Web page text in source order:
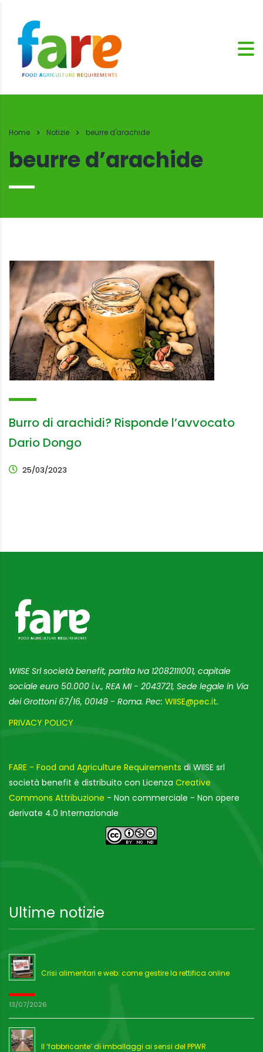
Home Notizie beurre d'arachide
beurre d’arachide
Burro di arachidi? Risponde l’avvocato
Dario Dongo
25/03/2023
WIISE Srl società benefit, partita Iva 12082111001, capitale
sociale euro 50.000 i.v., REA MI - 2043721, Sede legale in Via
dei Grottoni 67/16, 00149 - Roma. Pec: WIISE@pec.it.
PRIVACY POLICY
FARE - Food and Agriculture Requirements di WIISE srl
società benefit è distribuito con Licenza Creative
Commons Attribuzione - Non commerciale - Non opere
derivate 4.0 Internazionale
Ultime notizie
Crisi alimentari e web: come gestire la rettifica online
13/07/2026
Il ‘fabbricante’ di imballaggi ai sensi del PPWR